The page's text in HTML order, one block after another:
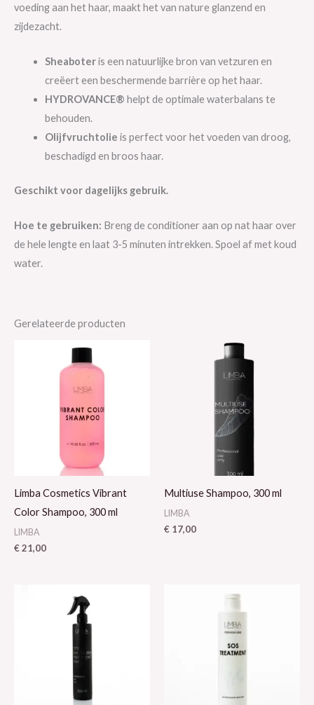
voeding aan het haar, maakt het van nature glanzend en
zijdezacht.
Sheaboteris een natuurlijke bron van vetzuren en
creëert een beschermende barrière op het haar.
HYDROVANCE® helpt de optimale waterbalans te
behouden.
Olijfvruchtolie is perfect voor het voeden van droog,
beschadigd en broos haar.
Geschikt voor dagelijks gebruik.
Hoe te gebruiken: Breng de conditioner aan op nat haar over
de hele lengte en laat 3-5 minuten intrekken. Spoel af met koud
water.
Gerelateerde producten
Limba Cosmetics Vibrant
Color Shampoo, 300 ml
LIMBA
€21,00
Multiuse Shampoo, 300 ml
LIMBA
€ 17,00